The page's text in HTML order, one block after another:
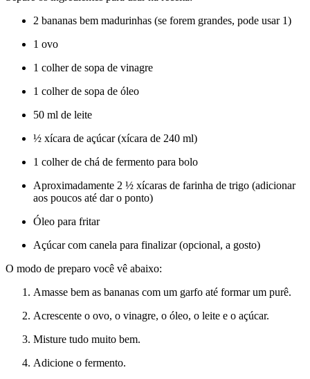
2 bananas bem madurinhas (se forem grandes, pode usar 1)
1 ovo
1 colher de sopa de vinagre
1 colher de sopa de óleo
50 ml de leite
½ xícara de açúcar (xícara de 240 ml)
1 colher de chá de fermento para bolo
Aproximadamente 2 ½ xícaras de farinha de trigo (adicionar
aos poucos até dar o ponto)
Óleo para fritar
Açúcar com canela para finalizar (opcional, a gosto)
O modo de preparo você vê abaixo:
Amasse bem as bananas com um garfo até formar um purê.
Acrescente o ovo, o vinagre, o óleo, o leite e o açúcar.
Misture tudo muito bem.
Adicione o fermento.